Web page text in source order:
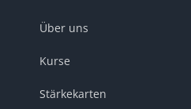
Über uns
Kurse
Stärkekarten